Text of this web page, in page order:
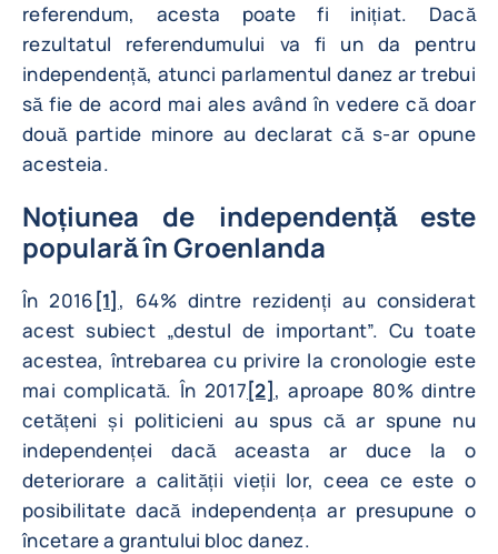
referendum, acesta poate fi inițiat. Dacă
rezultatul referendumului va fi un da pentru
independență, atunci parlamentul danez ar trebui
să fie de acord mai ales având în vedere că doar
două partide minore au declarat că s-ar opune
acesteia.
Noțiunea de independență este
populară în Groenlanda
În 2016 [1] , 64% dintre rezidenți au considerat
acest subiect „destul de important”. Cu toate
acestea, întrebarea cu privire la cronologie este
mai complicată. În 2017 [2] , aproape 80% dintre
cetățeni și politicieni au spus că ar spune nu
independenței dacă aceasta ar duce la o
deteriorare a calității vieții lor, ceea ce este o
posibilitate dacă independența ar presupune o
încetare a grantului bloc danez.